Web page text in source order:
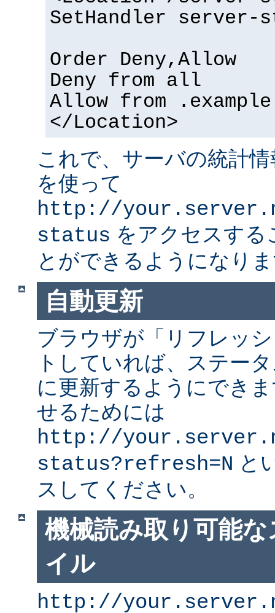
SetHandler server-
Order Deny,Allow
Deny from all
Allow from
</Location>
これで、サーバの統計
を使って
http://
status をアクセスす
とができるようになり
自動更新
ブラウザが「リフレッ
トしていれば、ステー
に更新するようにでき
せるためには
http://
status?refresh=N と
スしてください。
機械読み取り可能
イル
http://